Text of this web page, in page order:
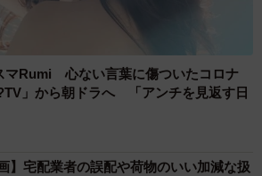
マRumi 心ない言葉に傷ついたコロナ
」から朝ドラへ 「アンチを見返す日
画】宅配業者の誤配や荷物のいい加減な扱